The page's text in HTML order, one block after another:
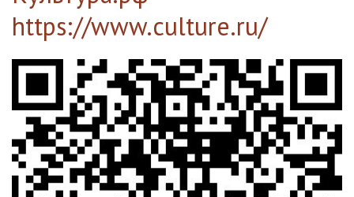
https://www.culture.ru/